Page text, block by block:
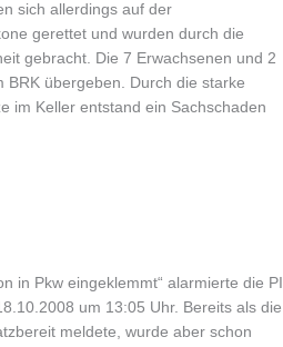
sich allerdings auf der
gerettet und wurden durch die
gebracht. Die 7 Erwachsenen und 2
BRK übergeben. Durch die starke
im Keller entstand ein Sachschaden
in Pkw eingeklemmt“ alarmierte die PI
um 13:05 Uhr. Bereits als die
meldete, wurde aber schon